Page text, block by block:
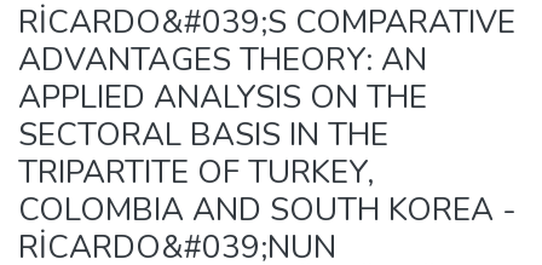
RİCARDO&#039;S COMPARATIVE
ADVANTAGES THEORY: AN
APPLIED ANALYSIS ON THE
SECTORAL BASIS IN THE
TRIPARTITE OF TURKEY,
COLOMBIA AND SOUTH KOREA -
RİCARDO&#039;NUN